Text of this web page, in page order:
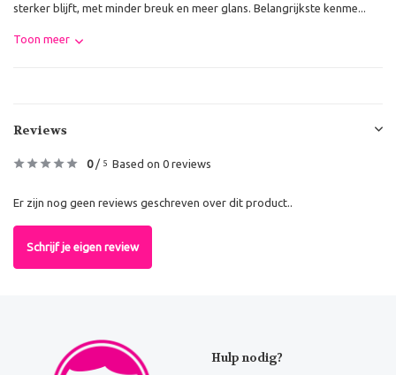
sterker blijft, met minder breuk en meer glans. Belangrijkste kenme...
Toon meer
Reviews
0/ 5 Based on 0 reviews
Er zijn nog geen reviews geschreven over dit product..
Schrijf je eigen review
Hulp nodig?